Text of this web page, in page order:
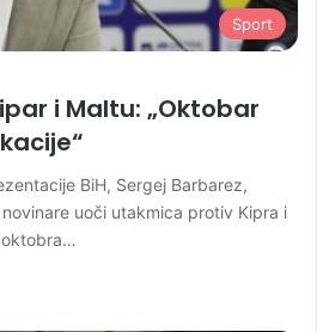
Sport
i Maltu: „Oktobar
BiH, Sergej Barbarez,
uoči utakmica protiv Kipra i
oktobra…